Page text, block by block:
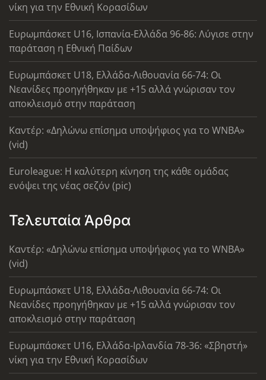
νίκη για την Εθνική Κορασίδων
Ευρωμπάσκετ U16, Ισπανία-Ελλάδα 96-86: Λύγισε στην
παράταση η Εθνική Παίδων
Ευρωμπάσκετ U18, Ελλάδα-Λιθουανία 66-74: Οι
Νεανίδες προηγήθηκαν με +15 αλλά γνώρισαν τον
αποκλεισμό στην παράταση
Καντέρ: «Δηλώνω επίσημα υποψήφιος για το WNBA»
(vid)
Euroleague: Η καλύτερη κίνηση της κάθε ομάδας
ενόψει της νέας σεζόν (pic)
Τελευταία Άρθρα
Καντέρ: «Δηλώνω επίσημα υποψήφιος για το WNBA»
(vid)
Ευρωμπάσκετ U18, Ελλάδα-Λιθουανία 66-74: Οι
Νεανίδες προηγήθηκαν με +15 αλλά γνώρισαν τον
αποκλεισμό στην παράταση
Ευρωμπάσκετ U16, Ελλάδα-Ιρλανδία 78-36: «Σβηστή»
νίκη για την Εθνική Κορασίδων